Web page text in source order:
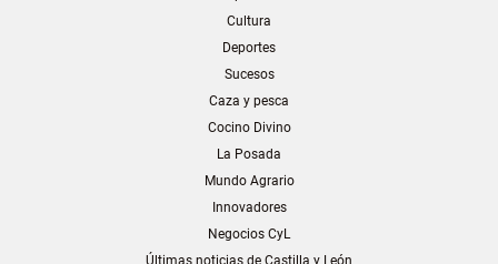
Cultura
Deportes
Sucesos
Caza y pesca
Cocino Divino
La Posada
Mundo Agrario
Innovadores
Negocios CyL
Últimas noticias de Castilla y León